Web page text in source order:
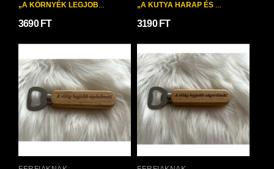
„A KÖRNYÉK LEGJOBB
PASIJA” BABA RUHA
3690 FT
„A KUTYA HARAP ÉS AZ
ASSZONY IS
3190 FT